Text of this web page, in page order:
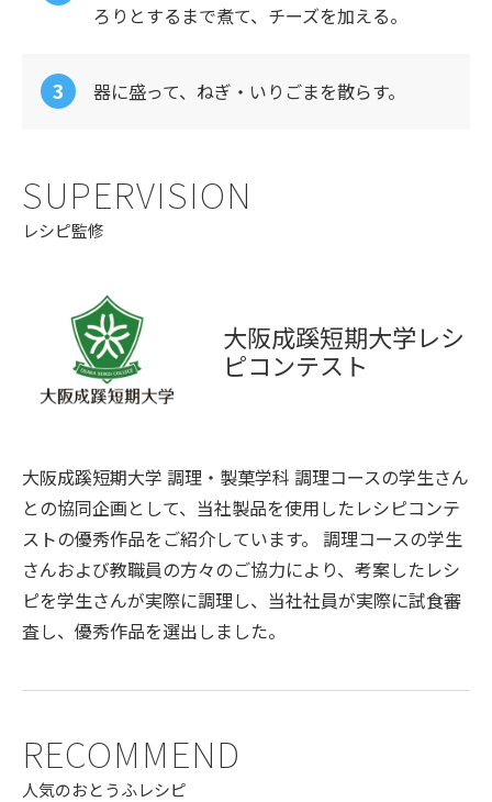
ろりとするまで煮て、チーズを加える。
器に盛って、ねぎ・いりごまを散らす。
SUPERVISION
レシピ監修
大阪成蹊短期大学レシ
ピコンテスト
大阪成蹊短期大学 調理・製菓学科 調理コースの学生さん
との協同企画として、当社製品を使用したレシピコンテ
ストの優秀作品をご紹介しています。 調理コースの学生
さんおよび教職員の方々のご協力により、考案したレシ
ピを学生さんが実際に調理し、当社社員が実際に試食審
査し、優秀作品を選出しました。
RECOMMEND
人気のおとうふレシピ